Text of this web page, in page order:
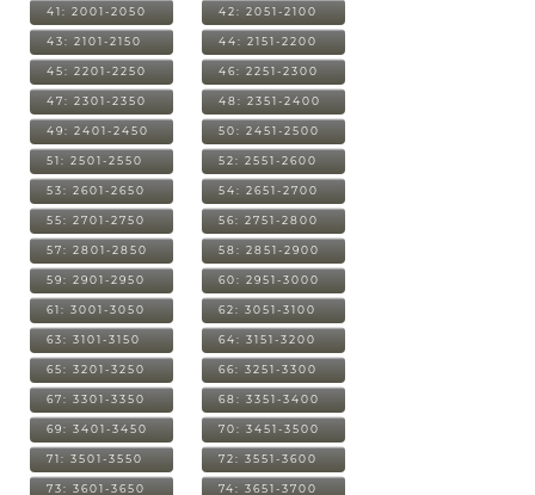
41: 2001-2050 42: 2051-2100
43: 2101-2150 44: 2151-2200
45: 2201-2250 46: 2251-2300
47: 2301-2350 48: 2351-2400
49: 2401-2450 50: 2451-2500
51: 2501-2550 52: 2551-2600
53: 2601-2650 54: 2651-2700
55: 2701-2750 56: 2751-2800
57: 2801-2850 58: 2851-2900
59: 2901-2950 60: 2951-3000
61: 3001-3050 62: 3051-3100
63: 3101-3150 64: 3151-3200
65: 3201-3250 66: 3251-3300
67: 3301-3350 68: 3351-3400
69: 3401-3450 70: 3451-3500
71: 3501-3550 72: 3551-3600
73: 3601-3650 74: 3651-3700